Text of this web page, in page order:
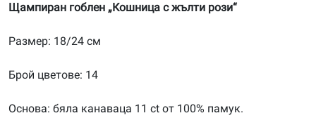
–
182446
Щампиран гоблен „Кошница с жълти рози“
Размер: 18/24 см
Брой цветове: 14
Основа: бяла канаваца 11 ct от 100% памук.